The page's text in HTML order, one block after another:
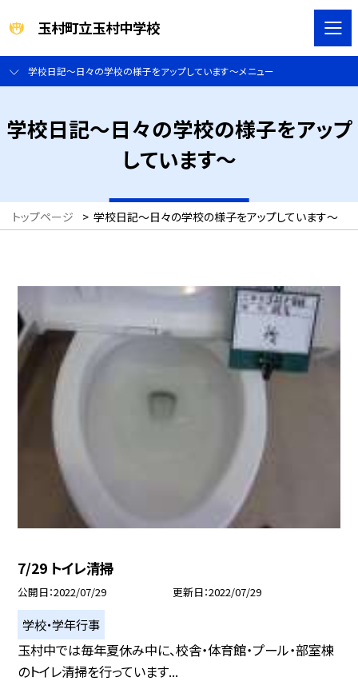
玉村町立玉村中学校
学校日記～日々の学校の様子をアップしています～メニュー
学校日記～日々の学校の様子をアップ
しています～
トップページ > 学校日記～日々の学校の様子をアップしています～
7/29 トイレ清掃
公開日 2022/07/29 更新日 2022/07/29
学校・学年行事
玉村中では毎年夏休み中に、校舎・体育館・プール・部室棟
のトイレ清掃を行っています...